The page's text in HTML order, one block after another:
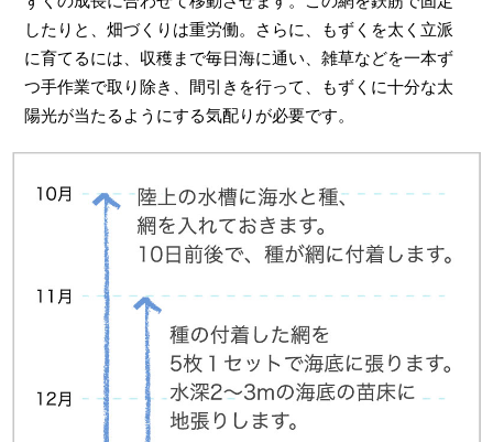
したりと、畑づくりは重労働。さらに、もずくを太く立派
に育てるには、収穫まで毎日海に通い、雑草などを一本ず
つ手作業で取り除き、間引きを行って、もずくに十分な太
陽光が当たるようにする気配りが必要です。